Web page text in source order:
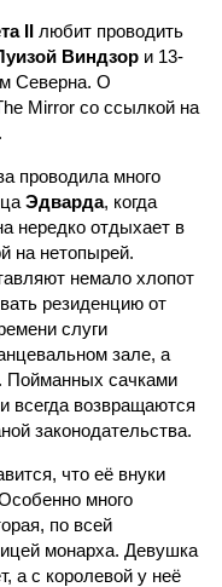
II любит проводить
Виндзор и 13-
Северна. О
Mirror со ссылкой на
проводила много
Эдварда, когда
нередко отдыхает в
на нетопырей.
немало хлопот
резиденцию от
слуги
зале, а
Пойманных сачками
всегда возвращаются
законодательства.
что её внуки
много
по всей
монарха. Девушка
а с королевой у неё